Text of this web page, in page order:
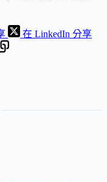
在 LinkedIn 分享